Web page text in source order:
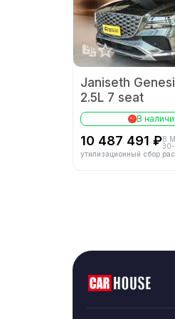
Janiseth
2.5L 7 seat
В
10 487 491 ₽В
утилизационный сбор